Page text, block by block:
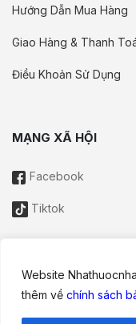
Website
thêm về chính sách
Hướng Dẫn Mua Hàng
Giao Hàng & Thanh
Điều Khoản Sử Dụng
MẠNG XÃ HỘI
Facebook
Tiktok
Thông tin trên website